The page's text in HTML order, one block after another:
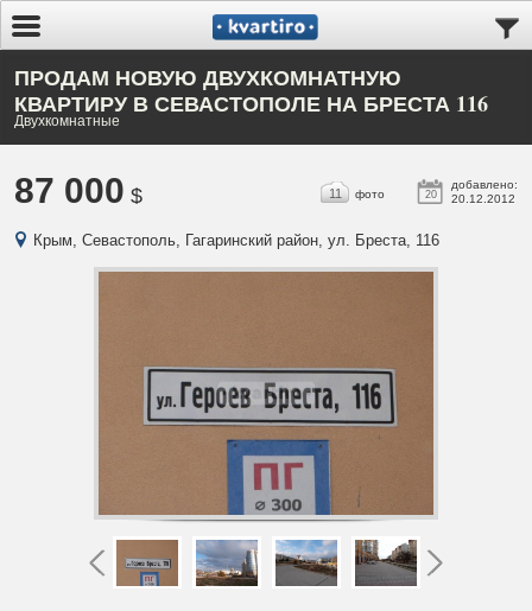
ПРОДАМ НОВУЮ ДВУХКОМНАТНУЮ
КВАРТИРУ В СЕВАСТОПОЛЕ НА БРЕСТА 116
Двухкомнатные
87 000 $ 20
добавлено:
20.12.2012
11 фото
Крым, Севастополь, Гагаринский район, ул. Бреста, 116